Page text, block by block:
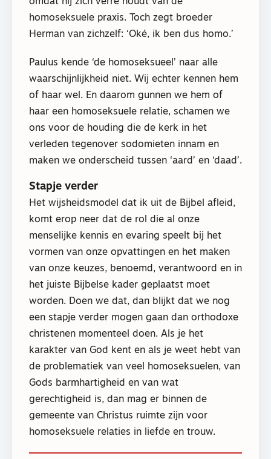
omdat hij zich verre houdt van de
homoseksuele praxis. Toch zegt broeder
Herman van zichzelf: ‘Oké, ik ben dus homo.’
Paulus kende ‘de homoseksueel’ naar alle
waarschijnlijkheid niet. Wij echter kennen hem
of haar wel. En daarom gunnen we hem of
haar een homoseksuele relatie, schamen we
ons voor de houding die de kerk in het
verleden tegenover sodomieten innam en
maken we onderscheid tussen ‘aard’ en ‘daad’.
Stapje verder
Het wijsheidsmodel dat ik uit de Bijbel afleid,
komt erop neer dat de rol die al onze
menselijke kennis en evaring speelt bij het
vormen van onze opvattingen en het maken
van onze keuzes, benoemd, verantwoord en in
het juiste Bijbelse kader geplaatst moet
worden. Doen we dat, dan blijkt dat we nog
een stapje verder mogen gaan dan orthodoxe
christenen momenteel doen. Als je het
karakter van God kent en als je weet hebt van
de problematiek van veel homoseksuelen, van
Gods barmhartigheid en van wat
gerechtigheid is, dan mag er binnen de
gemeente van Christus ruimte zijn voor
homoseksuele relaties in liefde en trouw.